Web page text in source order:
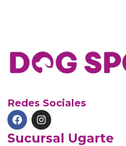
Redes Sociales
Sucursal Ugarte